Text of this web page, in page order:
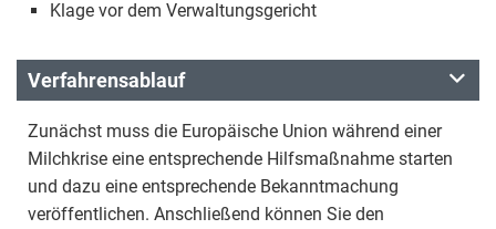
Klage vor dem Verwaltungsgericht
Verfahrensablauf
Zunächst muss die Europäische Union während einer
Milchkrise eine entsprechende Hilfsmaßnahme starten
und dazu eine entsprechende Bekanntmachung
veröffentlichen. Anschließend können Sie den